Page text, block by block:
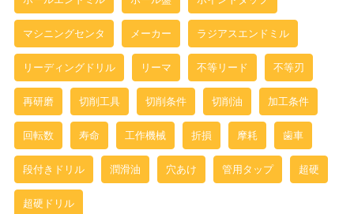
マシニングセンタ メーカー ラジアスエンドミル
リーディングドリル リーマ 不等リード 不等刃
再研磨 切削工具 切削条件 切削油 加工条件
回転数 寿命 工作機械 折損 摩耗 歯車
段付きドリル 潤滑油 穴あけ 管用タップ 超硬
超硬ドリル